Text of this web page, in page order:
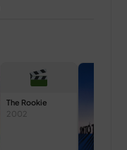
The Rookie
2002